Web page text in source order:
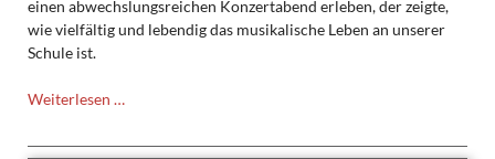
einen abwechslungsreichen Konzertabend erleben, der zeigte,
wie vielfältig und lebendig das musikalische Leben an unserer
Schule ist.
Weiterlesen …Sommerkonzert
begeistert